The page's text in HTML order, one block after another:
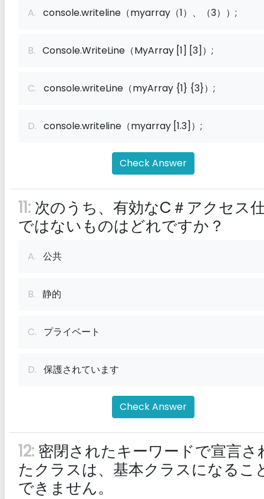
A. console.writeline（myarray（1）、（3））;
B. Console.WriteLine（MyArray [1] [3]）;
C. console.writeLine（myArray {1} {3}）;
D. console.writeline（myarray [1.3]）;
Check Answer
11: 次のうち、有効なC＃アクセス
ではないものはどれですか？
A. 公共
B. 静的
C. プライベート
D. 保護されています
Check Answer
12: 密閉されたキーワードで宣言さ
たクラスは、基本クラスになるこ
できません。